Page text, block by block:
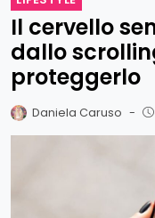
Il cervello
dallo
proteggerlo
Daniela Caruso -